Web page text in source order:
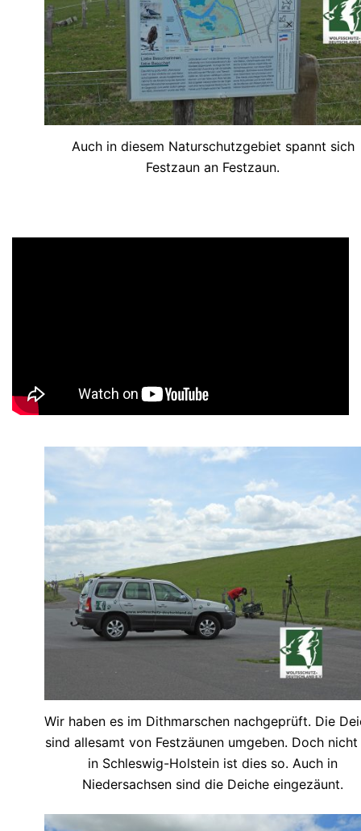
Auch in diesem Naturschutzgebiet spannt sich
Festzaun an Festzaun.
Wir haben es im Dithmarschen nachgeprüft. Die
sind allesamt von Festzäunen umgeben. Doch nicht
in Schleswig-Holstein ist dies so. Auch in
Niedersachsen sind die Deiche eingezäunt.